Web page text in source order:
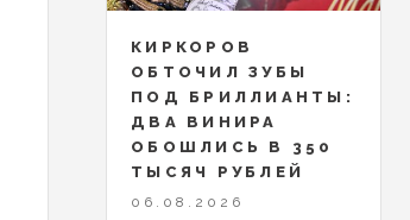
КИРКОРОВ
ОБТОЧИЛ ЗУБЫ
ПОД БРИЛЛИАНТЫ:
ДВА ВИНИРА
ОБОШЛИСЬ В 350
ТЫСЯЧ РУБЛЕЙ
06.08.2026